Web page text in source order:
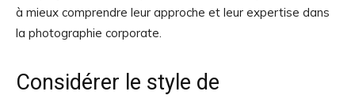
à mieux comprendre leur approche et leur expertise dans
la photographie corporate.
Considérer le style de